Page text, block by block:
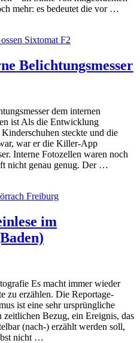
mehr: es bedeutet die vor …
Belichtungsmesser
dem internen
ist Als die Entwicklung
steckte und die
war er die Killer-App
Interne Fotozellen waren noch
nicht genau genug. Der …
im
Es macht immer wieder
zu erzählen. Die Reportage-
ist eine sehr ursprüngliche
Bezug, ein Ereignis, das
(nach-) erzählt werden soll,
nicht …